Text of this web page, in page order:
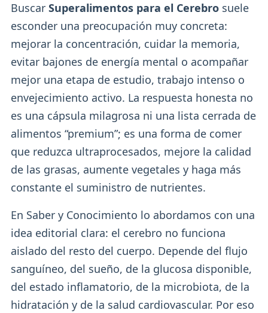
Buscar Superalimentos para el Cerebro suele
esconder una preocupación muy concreta:
mejorar la concentración, cuidar la memoria,
evitar bajones de energía mental o acompañar
mejor una etapa de estudio, trabajo intenso o
envejecimiento activo. La respuesta honesta no
es una cápsula milagrosa ni una lista cerrada de
alimentos “premium”; es una forma de comer
que reduzca ultraprocesados, mejore la calidad
de las grasas, aumente vegetales y haga más
constante el suministro de nutrientes.
En Saber y Conocimiento lo abordamos con una
idea editorial clara: el cerebro no funciona
aislado del resto del cuerpo. Depende del flujo
sanguíneo, del sueño, de la glucosa disponible,
del estado inflamatorio, de la microbiota, de la
hidratación y de la salud cardiovascular. Por eso